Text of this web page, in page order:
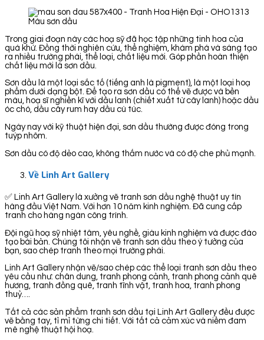
Màu sơn dầu
Trong giai đoạn này các hoạ sỹ đã học tập những tinh hoa của
quá khứ. Đồng thời nghiên cứu, thể nghiệm, khám phá và sáng tạo
ra nhiều trường phái, thể loại, chất liệu mới. Góp phần hoàn thiện
chất liệu mới là sơn dầu.
Sơn dầu là một loại sắc tố (tiếng anh là pigment), là một loại hoạ
phẩm dưới dạng bột. Để tạo ra sơn dầu có thể vẽ được và bền
màu, hoạ sĩ nghiền kĩ với dầu lanh (chiết xuất từ cây lanh) hoặc dầu
óc chó, dầu cây rum hay dầu cù túc.
Ngày nay với kỹ thuật hiện đại, sơn dầu thường được đóng trong
tuýp nhôm.
Sơn dầu có độ dẻo cao, không thấm nước và có độ che phủ mạnh.
Về Linh Art Gallery
✅ Linh Art Gallery là xưởng vẽ tranh sơn dầu nghệ thuật uy tín
hàng đầu Việt Nam. Với hơn 10 năm kinh nghiệm. Đã cung cấp
tranh cho hàng ngàn công trình.
Đội ngũ hoạ sỹ nhiệt tâm, yêu nghề, giàu kinh nghiệm và được đào
tạo bài bản. Chúng tôi nhận vẽ tranh sơn dầu theo ý tưởng của
bạn, sao chép tranh theo mọi trường phái.
Linh Art Gallery nhận vẽ/sao chép các thể loại tranh sơn dầu theo
yêu cầu như: chân dung, tranh phong cảnh, tranh phong cảnh quê
hương, tranh đồng quê, tranh tĩnh vật, tranh hoa, tranh phong
thuỷ….
Tất cả các sản phẩm tranh sơn dầu tại Linh Art Gallery đều được
vẽ bằng tay, tỉ mỉ từng chi tiết. Với tất cả cảm xúc và niềm đam
mê nghệ thuật hội hoạ.